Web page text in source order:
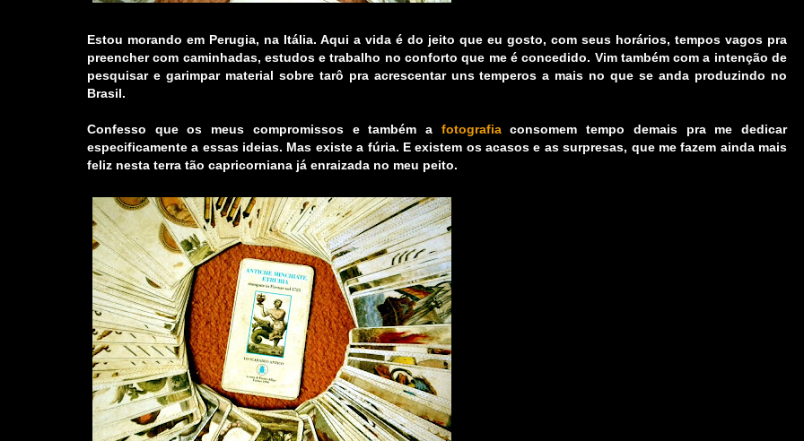
Estou morando em Perugia, na Itália. Aqui a vida é do jeito que eu gosto, com seus horários, tempos vagos pra
preencher com caminhadas, estudos e trabalho no conforto que me é concedido. Vim também com a intenção de
pesquisar e garimpar material sobre tarô pra acrescentar uns temperos a mais no que se anda produzindo no
Brasil.
Confesso que os meus compromissos e também a fotografiaconsomem tempo demais pra me dedicar
especificamente a essas ideias. Mas existe a fúria. E existem os acasos e as surpresas, que me fazem ainda mais
feliz nesta terra tão capricorniana já enraizada no meu peito.